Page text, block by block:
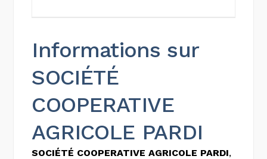
Informations sur
SOCIÉTÉ
COOPERATIVE
AGRICOLE PARDI
SOCIÉTÉ COOPERATIVE AGRICOLE PARDI,